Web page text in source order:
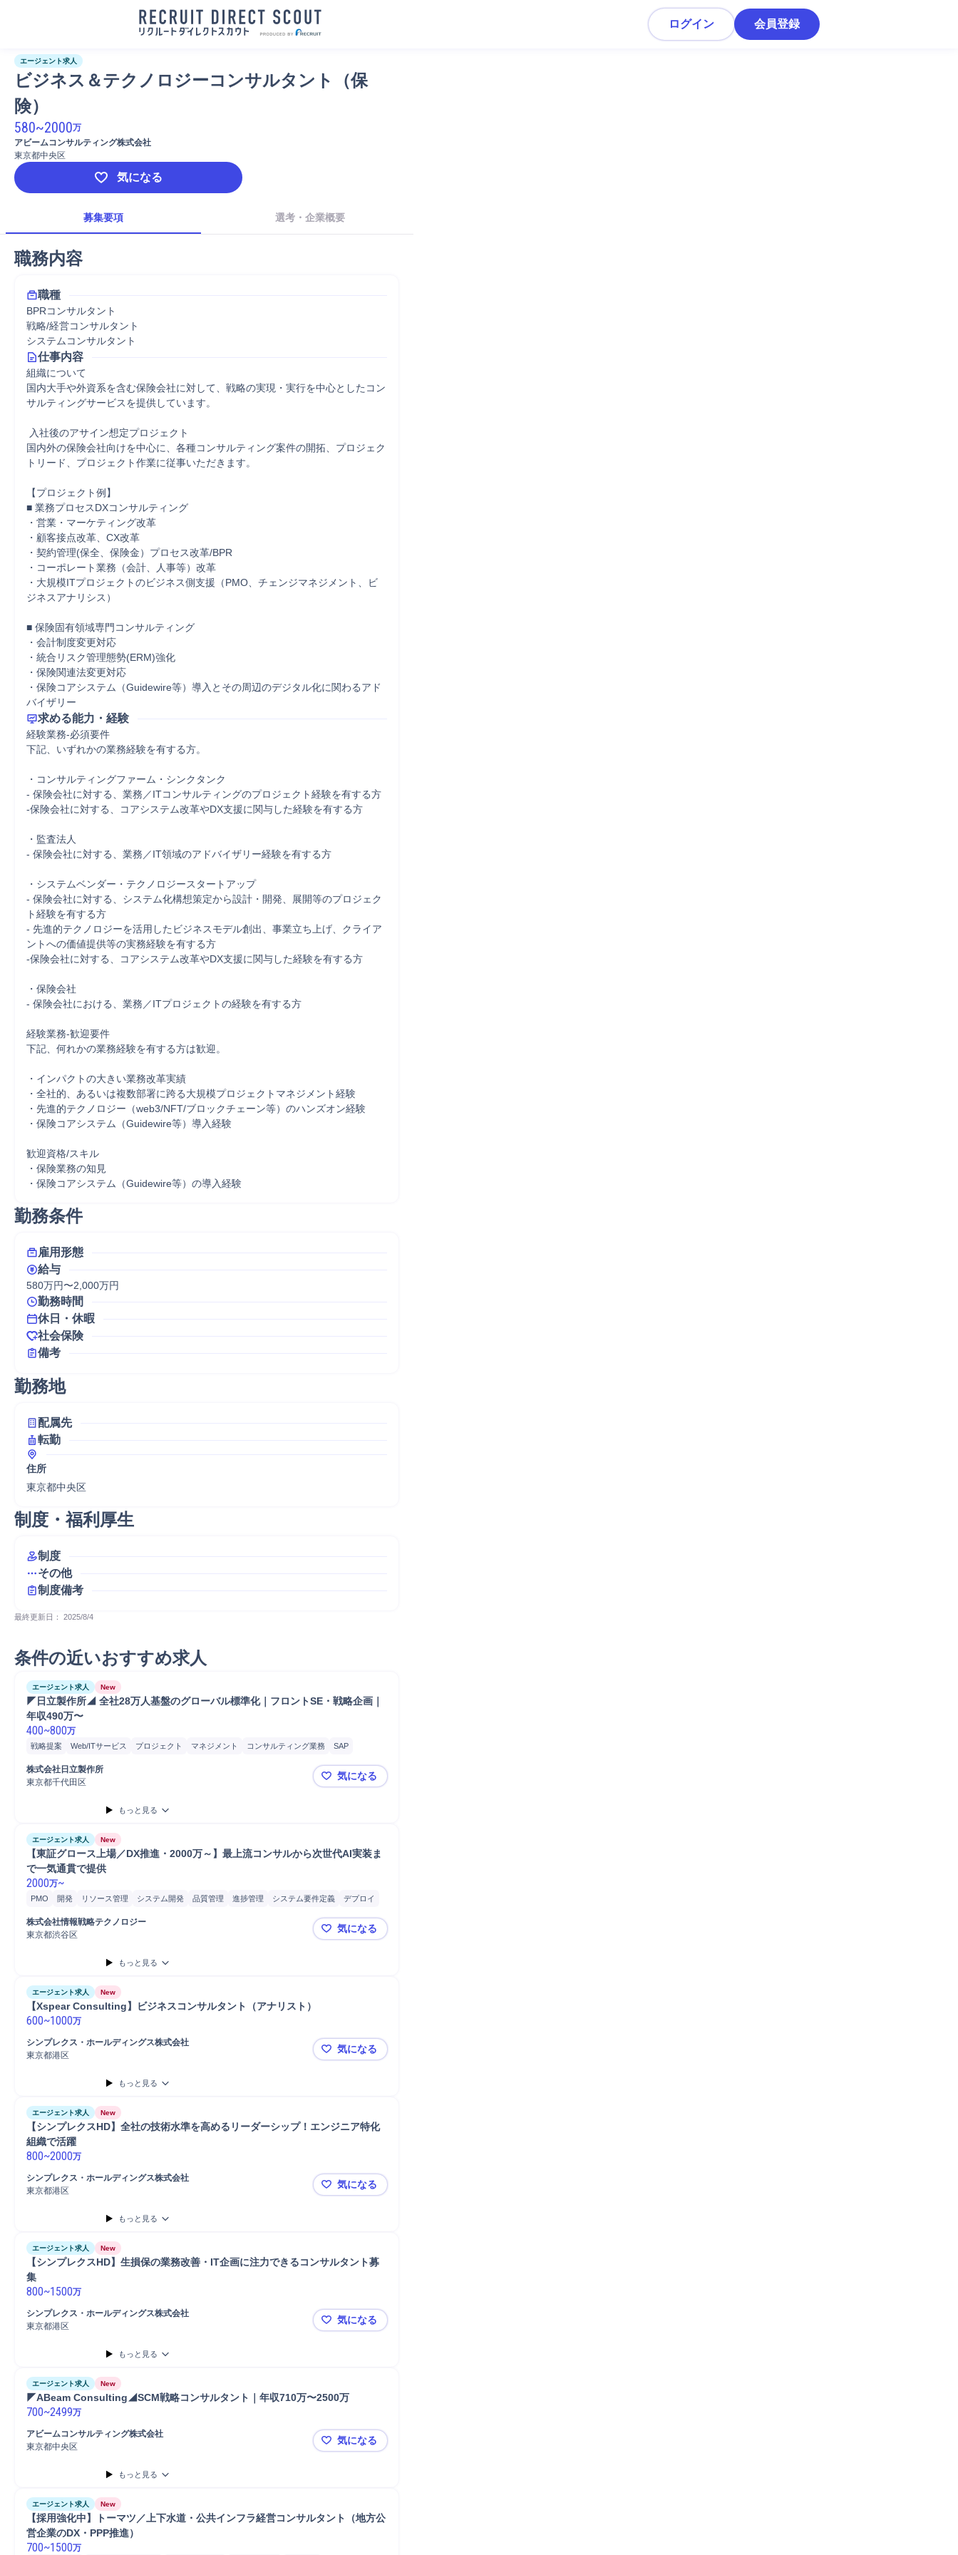
ログイン 会員登録
エージェント求人
ビジネス＆テクノロジーコンサルタント（保
険）
580~2000万
アビームコンサルティング株式会社
東京都中央区
気になる
募集要項 選考・企業概要
職務内容
職種
BPRコンサルタント
戦略/経営コンサルタント
システムコンサルタント
仕事内容
組織について
国内大手や外資系を含む保険会社に対して、戦略の実現・実行を中心としたコン
サルティングサービスを提供しています。
国内外の保険会社向けを中心に、各種コンサルティング案件の開拓、プロジェク
トリード、プロジェクト作業に従事いただきます。
【プロジェクト例】
■ 業務プロセスDXコンサルティング
・営業・マーケティング改革
・顧客接点改革、CX改革
・契約管理(保全、保険金）プロセス改革/BPR
・コーポレート業務（会計、人事等）改革
・大規模ITプロジェクトのビジネス側支援（PMO、チェンジマネジメント、ビ
ジネスアナリシス）
■ 保険固有領域専門コンサルティング
・会計制度変更対応
・統合リスク管理態勢(ERM)強化
・保険関連法変更対応
・保険コアシステム（Guidewire等）導入とその周辺のデジタル化に関わるアド
バイザリー
求める能力・経験
経験業務-必須要件
下記、いずれかの業務経験を有する方。
・コンサルティングファーム・シンクタンク
- 保険会社に対する、業務／ITコンサルティングのプロジェクト経験を有する方
‐保険会社に対する、コアシステム改革やDX支援に関与した経験を有する方
・監査法人
- 保険会社に対する、業務／IT領域のアドバイザリー経験を有する方
・システムベンダー・テクノロジースタートアップ
- 保険会社に対する、システム化構想策定から設計・開発、展開等のプロジェク
ト経験を有する方
- 先進的テクノロジーを活用したビジネスモデル創出、事業立ち上げ、クライア
ントへの価値提供等の実務経験を有する方
‐保険会社に対する、コアシステム改革やDX支援に関与した経験を有する方
・保険会社
- 保険会社における、業務／ITプロジェクトの経験を有する方
経験業務-歓迎要件
下記、何れかの業務経験を有する方は歓迎。
・インパクトの大きい業務改革実績
・全社的、あるいは複数部署に跨る大規模プロジェクトマネジメント経験
・先進的テクノロジー（web3/NFT/ブロックチェーン等）のハンズオン経験
・保険コアシステム（Guidewire等）導入経験
歓迎資格/スキル
・保険業務の知見
・保険コアシステム（Guidewire等）の導入経験
勤務条件
雇用形態
給与
580万円〜2,000万円
勤務時間
休日・休暇
社会保険
備考
勤務地
配属先
転勤
住所
東京都中央区
制度・福利厚生
制度
その他
制度備考
最終更新日： 2025/8/4
条件の近いおすすめ求人
エージェント求人 New
◤日立製作所◢ 全社28万人基盤のグローバル標準化｜フロントSE・戦略企画｜
年収490万〜
400~800万
戦略提案 Web/ITサービス プロジェクト マネジメント コンサルティング業務
SAP
プロジェクトマネジメント
クラウド
コンサルタント 要件定義 メール対応
株式会社日立製作所
東京都千代田区
◤日立製作所◢ 全社28万人基盤のグローバル標準化｜フロントSE・戦略企画｜年収490万〜
気になる
もっと見る
エージェント求人 New
【東証グロース上場／DX推進・2000万～】最上流コンサルから次世代AI実装ま
で一気通貫で提供
2000万~
PMO 開発 リソース管理 システム開発 品質管理 進捗管理 システム要件定義
デプロイ
要件定義
コンサルティング業務
プロジェクトマネージャー
IT戦略策定
マネジメント
株式会社情報戦略テクノロジー
東京都渋谷区
【東証グロース上場／DX推進・2000万～】最上流コンサルから次世代AI実装まで一気通貫で提供
気になる
もっと見る
エージェント求人 New
【Xspear Consulting】ビジネスコンサルタント（アナリスト）
600~1000万
シンプレクス・ホールディングス株式会社
東京都港区
【Xspear Consulting】ビジネスコンサルタント（アナリスト）
気になる
もっと見る
エージェント求人 New
【シンプレクスHD】全社の技術水準を高めるリーダーシップ！エンジニア特化
組織で活躍
800~2000万
シンプレクス・ホールディングス株式会社
東京都港区
【シンプレクスHD】全社の技術水準を高めるリーダーシップ！エンジニア特化組織で活躍
気になる
もっと見る
エージェント求人 New
【シンプレクスHD】生損保の業務改善・IT企画に注力できるコンサルタント募
集
800~1500万
シンプレクス・ホールディングス株式会社
東京都港区
【シンプレクスHD】生損保の業務改善・IT企画に注力できるコンサルタント募集
気になる
もっと見る
エージェント求人 New
◤ABeam Consulting◢SCM戦略コンサルタント｜年収710万〜2500万
700~2499万
アビームコンサルティング株式会社
東京都中央区
◤ABeam Consulting◢SCM戦略コンサルタント｜年収710万〜2500万
気になる
もっと見る
エージェント求人 New
【採用強化中】トーマツ／上下水道・公共インフラ経営コンサルタント（地方公
営企業のDX・PPP推進）
700~1500万